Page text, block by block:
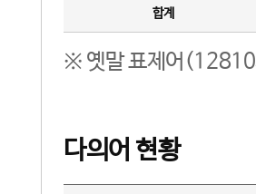
합계
※ 옛말 표제어(12810
다의어 현황